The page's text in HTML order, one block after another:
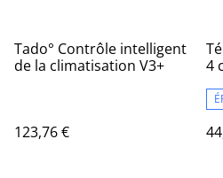
Tado° Contrôle intelligent
de la climatisation V3+
123,76 €
4